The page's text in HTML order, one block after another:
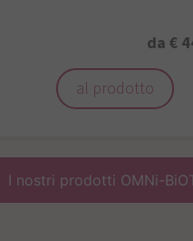
da €
al prodotto
I nostri prodotti OMNi-